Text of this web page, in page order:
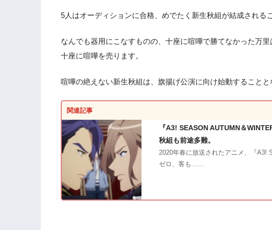
5人はオーディションに合格、めでたく新生秋組が結成される
なんでも器用にこなすものの、十座に喧嘩で勝てなかった万
十座に喧嘩を売ります。
喧嘩の絶えない新生秋組は、旗揚げ公演に向け始動することと
関連記事
『A3! SEASON AUTUMN＆
秋組も前途多難。
2020年春に放送されたアニメ、『A3!
ゼロ、客も……